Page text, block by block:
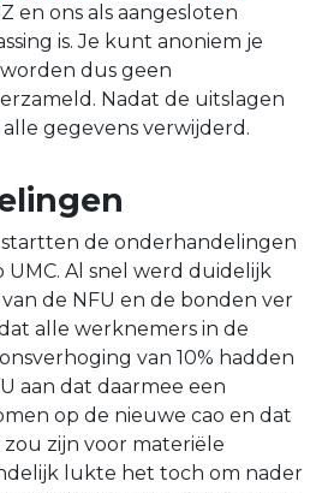
en ons als aangesloten
is. Je kunt anoniem je
dus geen
Nadat de uitslagen
gegevens verwijderd.
startten de onderhandelingen
UMC. Al snel werd duidelijk
de NFU en de bonden ver
alle werknemers in de
van 10% hadden
aan dat daarmee een
op de nieuwe cao en dat
zijn voor materiële
lukte het toch om nader